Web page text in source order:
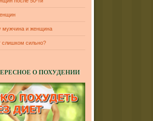
мужчина и женщина
слишком сильно?
О ПОХУДЕНИИ